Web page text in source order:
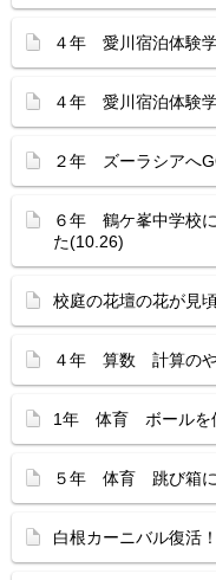
４年 愛川宿泊体験
４年 愛川宿泊体験
２年 ズーラシアへ
６年 鶴ケ峯中学校
た(10.26)
校庭の花壇の花が見
４年 算数 計算のや
1年 体育 ボールを
５年 体育 跳び箱に
白根カーニバル復活